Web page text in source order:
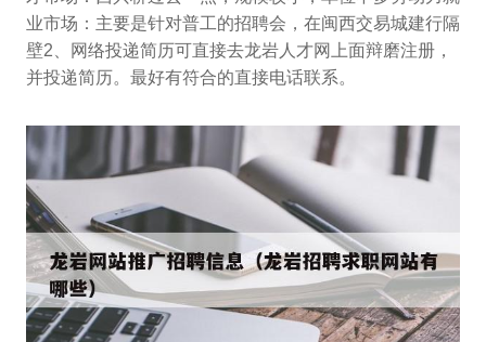
业市场：主要是针对普工的招聘会，在闽西交易城建行隔
壁2、网络投递简历可直接去龙岩人才网上面辩磨注册，
并投递简历。最好有符合的直接电话联系。